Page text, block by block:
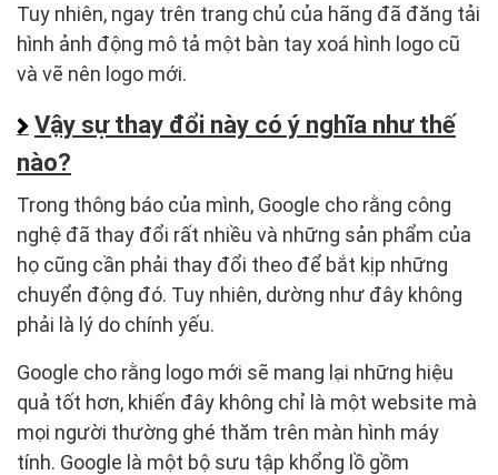
Tuy nhiên, ngay trên trang chủ của hãng đã đăng tải
hình ảnh động mô tả một bàn tay xoá hình logo cũ
và vẽ nên logo mới.
Vậy sự thay đổi này có ý nghĩa như thế
nào?
Trong thông báo của mình, Google cho rằng công
nghệ đã thay đổi rất nhiều và những sản phẩm của
họ cũng cần phải thay đổi theo để bắt kịp những
chuyển động đó. Tuy nhiên, dường như đây không
phải là lý do chính yếu.
Google cho rằng logo mới sẽ mang lại những hiệu
quả tốt hơn, khiến đây không chỉ là một website mà
mọi người thường ghé thăm trên màn hình máy
tính. Google là một bộ sưu tập khổng lồ gồm